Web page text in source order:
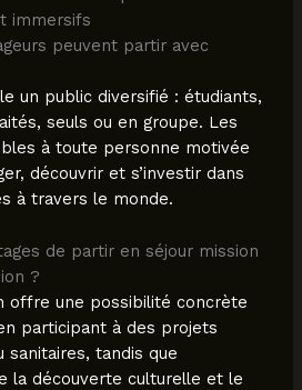
immersifs
peuvent partir avec
un public diversifié : étudiants,
seuls ou en groupe. Les
à toute personne motivée
découvrir et s’investir dans
à travers le monde.
de partir en séjour mission
?
offre une possibilité concrète
participant à des projets
sanitaires, tandis que
la découverte culturelle et le